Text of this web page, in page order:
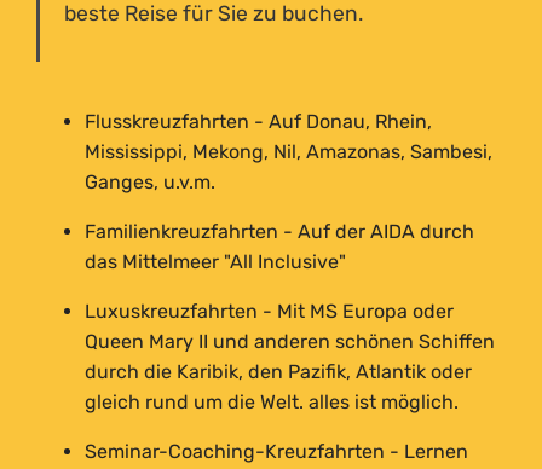
beste Reise für Sie zu buchen.
Flusskreuzfahrten - Auf Donau, Rhein,
Mississippi, Mekong, Nil, Amazonas, Sambesi,
Ganges, u.v.m.
Familienkreuzfahrten - Auf der AIDA durch
das Mittelmeer "All Inclusive"
Luxuskreuzfahrten - Mit MS Europa oder
Queen Mary II und anderen schönen Schiffen
durch die Karibik, den Pazifik, Atlantik oder
gleich rund um die Welt. alles ist möglich.
Seminar-Coaching-Kreuzfahrten - Lernen